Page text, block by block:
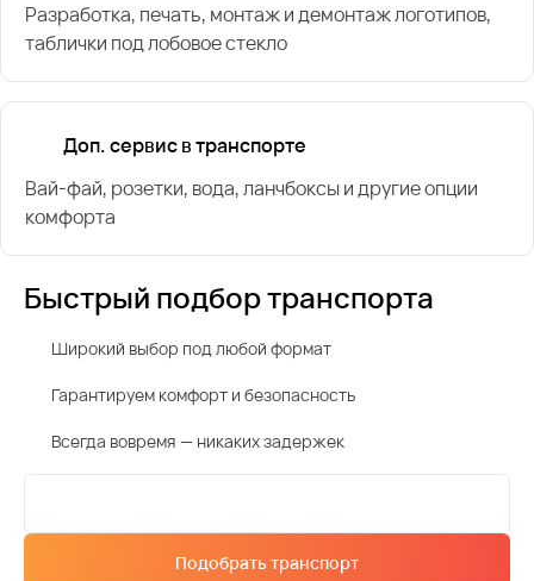
Разработка, печать, монтаж и демонтаж логотипов,
таблички под лобовое стекло
Доп. сервис в транспорте
Вай-фай, розетки, вода, ланчбоксы и другие опции
комфорта
Быстрый подбор транспорта
Широкий выбор под любой формат
Гарантируем комфорт и безопасность
Всегда вовремя — никаких задержек
Подобрать транспорт